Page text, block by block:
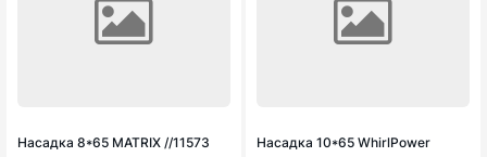
Насадка 8*65 MATRIX //11573 Насадка 10*65 WhirlPower